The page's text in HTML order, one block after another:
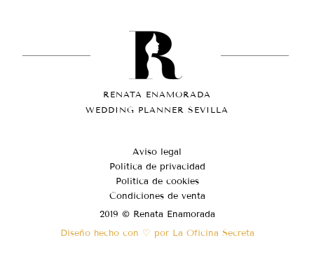
RENATA ENAMORADA
WEDDING PLANNER SEVILLA
Aviso legal
Política de privacidad
Política de cookies
Condiciones de venta
2019 © Renata Enamorada
Diseño hecho con ♡ por La Oficina Secreta